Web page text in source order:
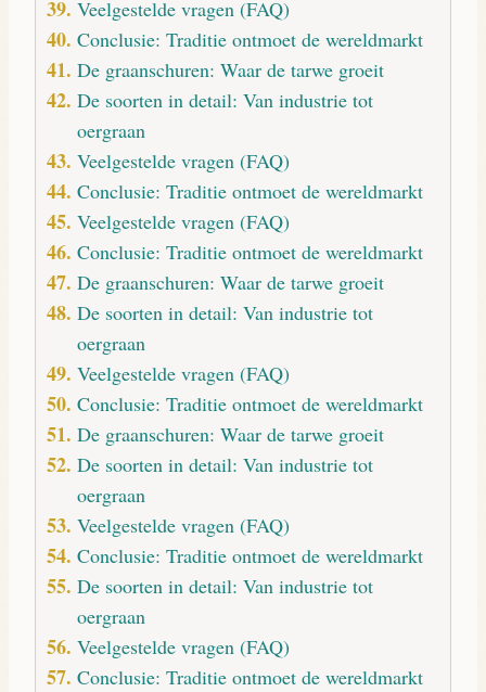
Veelgestelde vragen (FAQ)
Conclusie: Traditie ontmoet de wereldmarkt
De graanschuren: Waar de tarwe groeit
De soorten in detail: Van industrie tot
oergraan
Veelgestelde vragen (FAQ)
Conclusie: Traditie ontmoet de wereldmarkt
Veelgestelde vragen (FAQ)
Conclusie: Traditie ontmoet de wereldmarkt
De graanschuren: Waar de tarwe groeit
De soorten in detail: Van industrie tot
oergraan
Veelgestelde vragen (FAQ)
Conclusie: Traditie ontmoet de wereldmarkt
De graanschuren: Waar de tarwe groeit
De soorten in detail: Van industrie tot
oergraan
Veelgestelde vragen (FAQ)
Conclusie: Traditie ontmoet de wereldmarkt
De soorten in detail: Van industrie tot
oergraan
Veelgestelde vragen (FAQ)
Conclusie: Traditie ontmoet de wereldmarkt